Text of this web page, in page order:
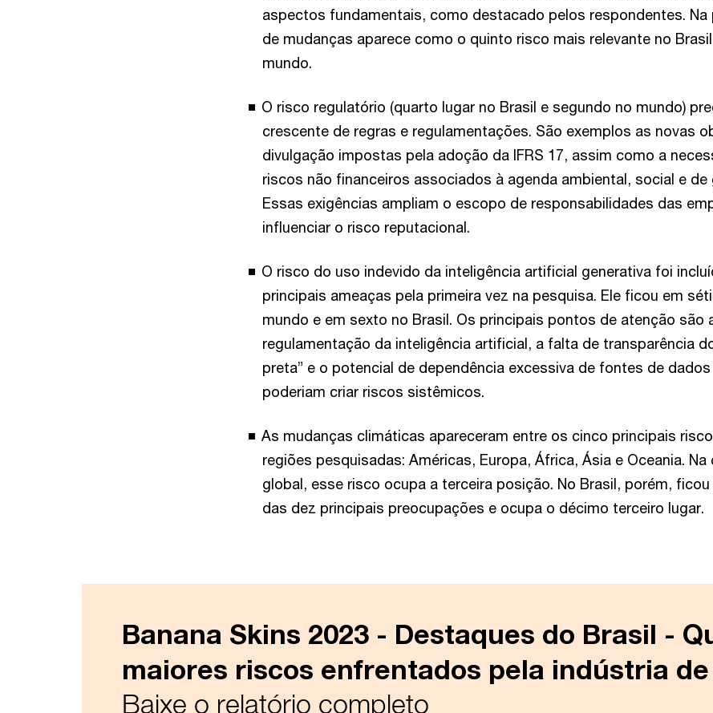
aspectos fundamentais, como destacado pelos respondentes. Na
de mudanças aparece como o quinto risco mais relevante no
mundo.
O risco regulatório (quarto lugar no Brasil e segundo no mundo)
crescente de regras e regulamentações. São exemplos as novas
divulgação impostas pela adoção da IFRS 17, assim como a
riscos não financeiros associados à agenda ambiental, social e de
Essas exigências ampliam o escopo de responsabilidades das
influenciar o risco reputacional.
O risco do uso indevido da inteligência artificial generativa foi
principais ameaças pela primeira vez na pesquisa. Ele ficou em
mundo e em sexto no Brasil. Os principais pontos de atenção são
regulamentação da inteligência artificial, a falta de transparência
preta” e o potencial de dependência excessiva de fontes de
poderiam criar riscos sistêmicos.
As mudanças climáticas apareceram entre os cinco principais
regiões pesquisadas: Américas, Europa, África, Ásia e Oceania.
global, esse risco ocupa a terceira posição. No Brasil, porém,
das dez principais preocupações e ocupa o décimo terceiro lugar.
Banana Skins 2023 - Destaques do Brasil -
maiores riscos enfrentados pela indústria
Baixe o relatório completo